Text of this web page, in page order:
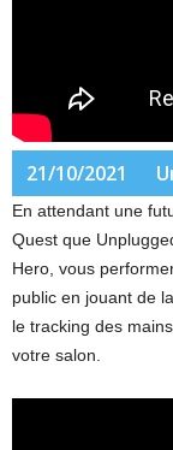
21/10/2021
En attendant une
Quest que
Hero, vous
public en jouant de
le tracking des
votre salon.